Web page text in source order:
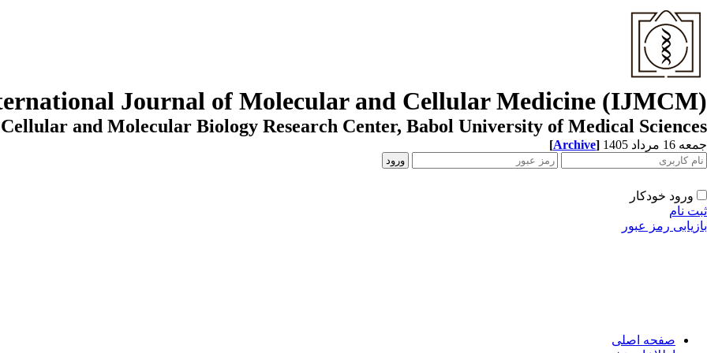
Journal of Molecular and Cellular Medicine (IJMCM)
Cellular and Molecular Biology Research Center, Babol University of Medical Sciences
جمعه 16 مرداد 1405 [Archive]
ورود خودکار
ثبت نام
بازیابی رمز عبور
صفحه اصلی